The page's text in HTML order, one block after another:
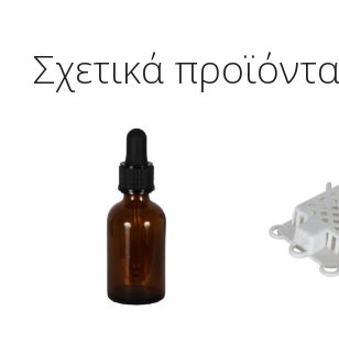
Σχετικά προϊόντα